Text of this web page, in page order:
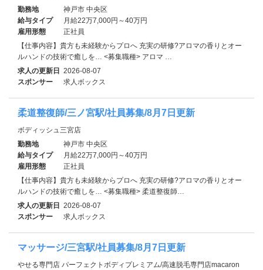
勤務地
神戸市 中央区
給与タイプ
月給22万7,000円～40万円
雇用形態
正社員
【仕事内容】貴方も未経験からプロへ 充実の研修?アロマの香りとオー
ルハンドの技術で癒しを… <募集職種> アロマ …
求人の更新日 2026-08-07
スポンサー
求人ボックス
柔道整復師/三ノ宮駅/社員募集/8月7日更新
ボディッシュ三宮店
勤務地
神戸市 中央区
給与タイプ
月給22万7,000円～40万円
雇用形態
正社員
【仕事内容】貴方も未経験からプロへ 充実の研修?アロマの香りとオー
ルハンドの技術で癒しを… <募集職種> 柔道整復師…
求人の更新日 2026-08-07
スポンサー
求人ボックス
マッサージ/三宮駅/社員募集/8月7日更新
やせる専門店 パーフェクトボディプレミアム/高速脱毛専門店macaron